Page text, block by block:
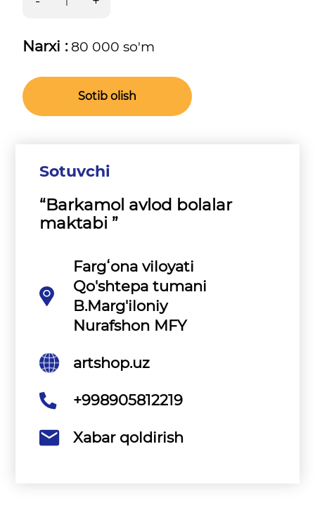
Narxi :80 000 so'm
Sotib olish
Sotuvchi
“Barkamol avlod bolalar
maktabi ”
Fargʻona viloyati
Qo'shtepa tumani
B.Marg'iloniy
Nurafshon MFY
artshop.uz
+998905812219
Xabar qoldirish